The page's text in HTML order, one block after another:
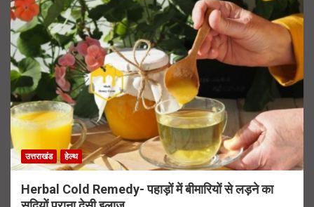
उत्तराखंड हेल्थ
Herbal Cold Remedy- पहाड़ों में बीमारियों से लड़ने का